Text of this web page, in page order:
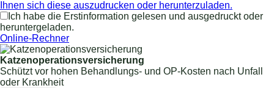
Ihnen sich diese auszudrucken oder herunterzuladen.
Ich habe die Erstinformation gelesen und ausgedruckt oder
heruntergeladen.
Online-Rechner
Katzenoperationsversicherung
Schützt vor hohen Behandlungs- und OP-Kosten nach Unfall
oder Krankheit